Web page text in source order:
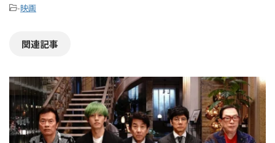
-映画
関連記事